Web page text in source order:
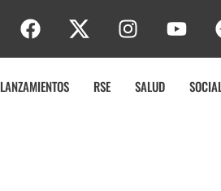
LANZAMIENTOS RSE SALUD